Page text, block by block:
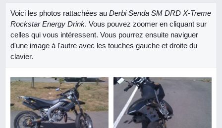
Voici les photos rattachées au Derbi Senda SM DRD X-Treme
Rockstar Energy Drink. Vous pouvez zoomer en cliquant sur
celles qui vous intéressent. Vous pourrez ensuite naviguer
d'une image à l'autre avec les touches gauche et droite du
clavier.